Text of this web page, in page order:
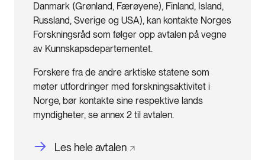
Danmark (Grønland, Færøyene), Finland, Island,
Russland, Sverige og USA), kan kontakte Norges
Forskningsråd som følger opp avtalen på vegne
av Kunnskapsdepartementet.
Forskere fra de andre arktiske statene som
møter utfordringer med forskningsaktivitet i
Norge, bør kontakte sine respektive lands
myndigheter, se annex 2 til avtalen.
Les heleavtalen